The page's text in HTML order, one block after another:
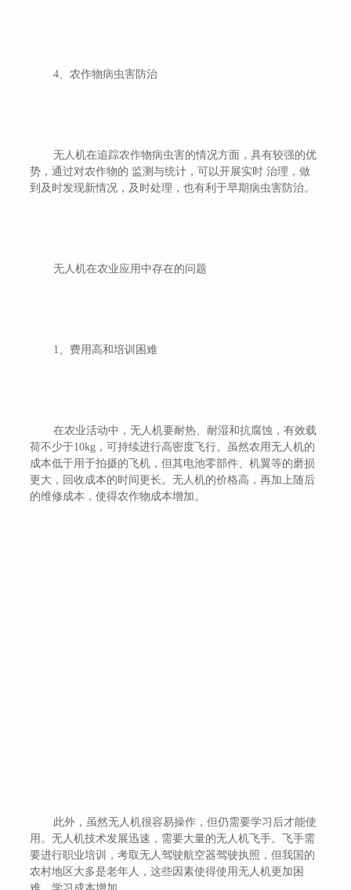
4、农作物病虫害防治
无人机在追踪农作物病虫害的情况方面，具有较强的优
势，通过对农作物的 监测与统计，可以开展实时 治理，做
到及时发现新情况，及时处理，也有利于早期病虫害防治。
无人机在农业应用中存在的问题
1、费用高和培训困难
在农业活动中，无人机要耐热、耐湿和抗腐蚀，有效载
荷不少于10kg，可持续进行高密度飞行。虽然农用无人机的
成本低于用于拍摄的飞机，但其电池零部件、机翼等的磨损
更大，回收成本的时间更长。无人机的价格高，再加上随后
的维修成本，使得农作物成本增加。
此外，虽然无人机很容易操作，但仍需要学习后才能使
用。无人机技术发展迅速，需要大量的无人机飞手。飞手需
要进行职业培训，考取无人驾驶航空器驾驶执照，但我国的
农村地区大多是老年人，这些因素使得使用无人机更加困